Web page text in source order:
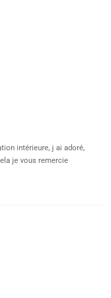
intérieure, j ai adoré,
je vous remercie